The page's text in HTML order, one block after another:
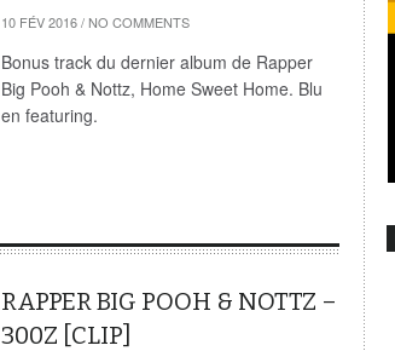
10 FÉV 2016/ NO COMMENTS
Bonus track du dernier album de Rapper
Big Pooh & Nottz, Home Sweet Home. Blu
en featuring.
RAPPER BIG POOH & NOTTZ –
300Z [CLIP]